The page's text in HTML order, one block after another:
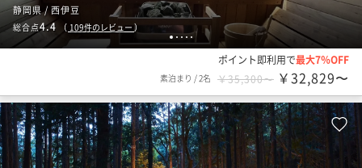
12345
静岡県 / 西伊豆
総合点4.4 （ 109件のレビュー ）
ポイント即利用で最大7％OFF
素泊まり /2名 ￥35,300〜 ￥32,829〜